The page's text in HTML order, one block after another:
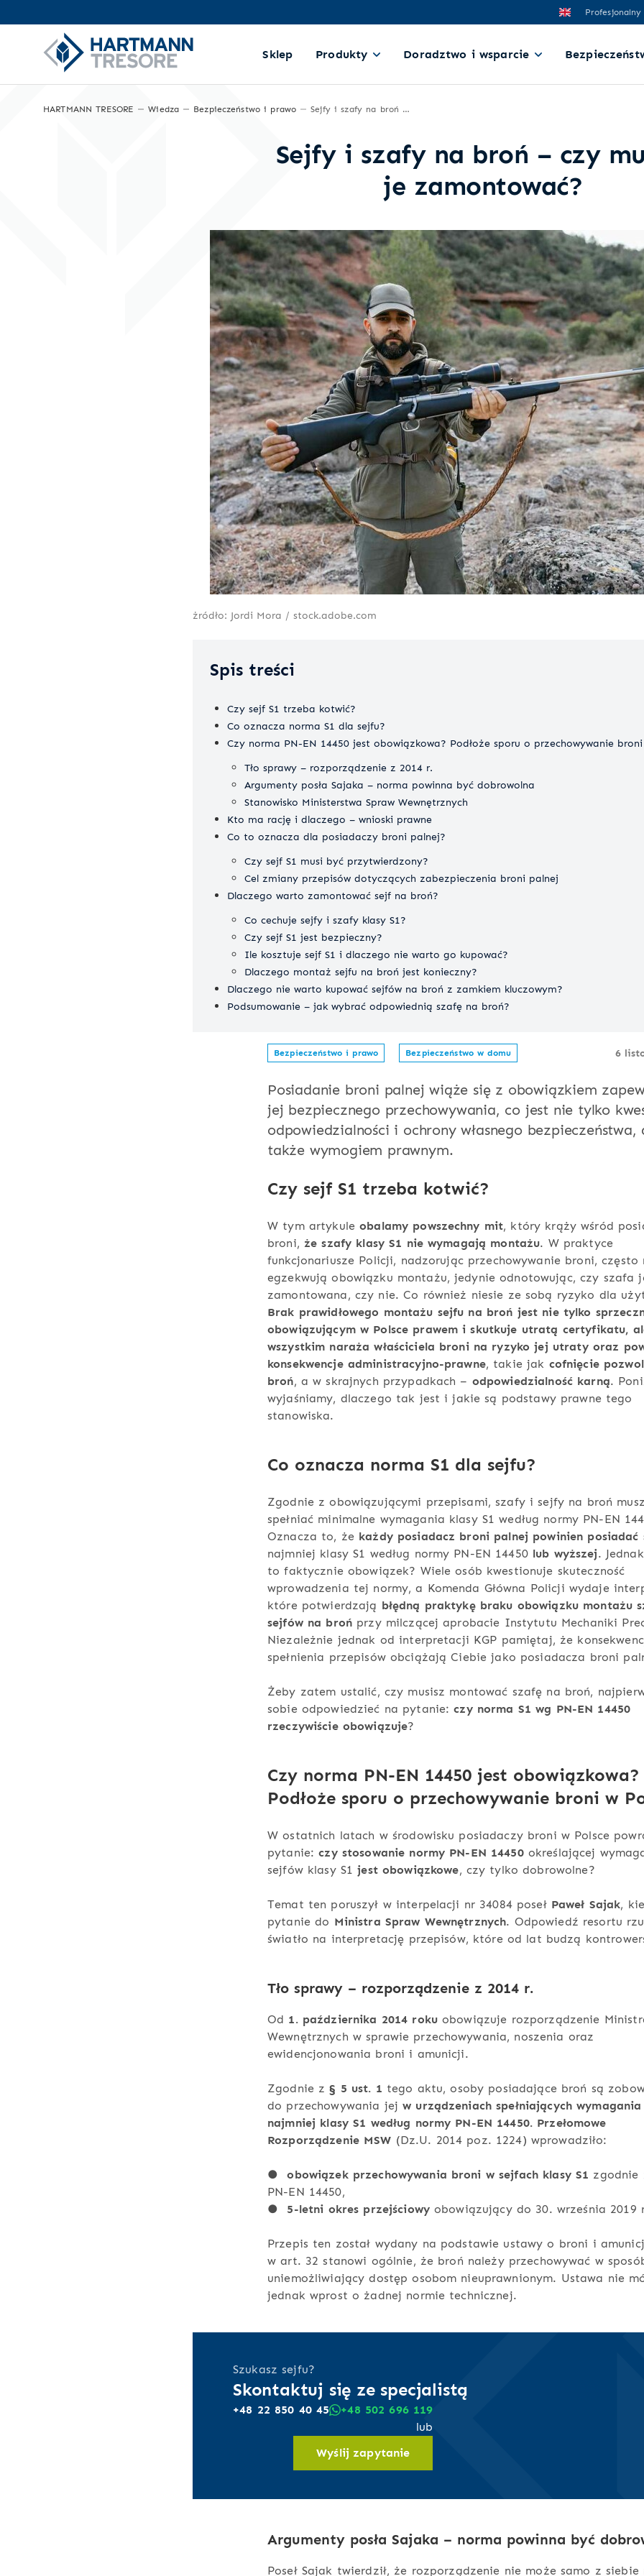
Sklep Produkty Doradztwo i wsparcie
HARTMANN TRESORE Wiedza Bezpieczeństwo i prawo Sejfy i szafy na broń – czy musisz je zamontować?
Sejfy i szafy na broń – czy
je zamontować?
żródło: Jordi Mora / stock.adobe.com
Spis treści
Czy sejf S1 trzeba kotwić?
Co oznacza norma S1 dla sejfu?
Czy norma PN-EN 14450 jest obowiązkowa? Podłoże sporu o przechowywanie broni
Tło sprawy – rozporządzenie z 2014 r.
Argumenty posła Sajaka – norma powinna być dobrowolna
Stanowisko Ministerstwa Spraw Wewnętrznych
Kto ma rację i dlaczego – wnioski prawne
Co to oznacza dla posiadaczy broni palnej?
Czy sejf S1 musi być przytwierdzony?
Cel zmiany przepisów dotyczących zabezpieczenia broni palnej
Dlaczego warto zamontować sejf na broń?
Co cechuje sejfy i szafy klasy S1?
Czy sejf S1 jest bezpieczny?
Ile kosztuje sejf S1 i dlaczego nie warto go kupować?
Dlaczego montaż sejfu na broń jest konieczny?
Dlaczego nie warto kupować sejfów na broń z zamkiem kluczowym?
Podsumowanie – jak wybrać odpowiednią szafę na broń?
Bezpieczeństwo i prawo Bezpieczeństwo w domu 6
Posiadanie broni palnej wiąże się z obowiązkiem
jej bezpiecznego przechowywania, co jest nie tylko
odpowiedzialności i ochrony własnego bezpieczeństwa,
także wymogiem prawnym.
Czy sejf S1 trzeba kotwić?
W tym artykuleobalamy powszechny mit, który krąży wśród
broni, że szafy klasy S1 nie wymagają montażu. W praktyce
funkcjonariusze Policji, nadzorując przechowywanie broni, często
egzekwują obowiązku montażu, jedynie odnotowując, czy szafa
zamontowana, czy nie. Co również niesie ze sobą ryzyko dla
Brak prawidłowego montażu sejfu na broń jest nie tylko
obowiązującym w Polsce prawem i skutkuje utratą certyfikatu,
wszystkim naraża właściciela broni na ryzyko jej utraty oraz
konsekwencje administracyjno-prawne, takie jak cofnięcie
broń, a w skrajnych przypadkach – odpowiedzialność karną.
wyjaśniamy, dlaczego tak jest i jakie są podstawy prawne tego
stanowiska.
Co oznacza norma S1 dla sejfu?
Zgodnie z obowiązującymi przepisami, szafy i sejfy na broń
spełniać minimalne wymagania klasy S1 według normy PN-EN
Oznacza to, że każdy posiadacz broni palnej powinien posiadać
najmniej klasy S1 według normy PN-EN 14450 lub wyższej.
to faktycznie obowiązek? Wiele osób kwestionuje skuteczność
wprowadzenia tej normy, a Komenda Główna Policji wydaje
które potwierdzają błędną praktykę braku obowiązku montażu
sejfów na brońprzy milczącej aprobacie Instytutu Mechaniki
Niezależnie jednak od interpretacji KGP pamiętaj, że
spełnienia przepisów obciążają Ciebie jako posiadacza broni
Żeby zatem ustalić, czy musisz montować szafę na broń,
sobie odpowiedzieć na pytanie:czy norma S1 wg PN-EN 14450
rzeczywiście obowiązuje?
Czy norma PN-EN 14450 jest obowiązkowa?
Podłoże sporu o przechowywanie broni w
W ostatnich latach w środowisku posiadaczy broni w Polsce
pytanie:czy stosowanie normy PN-EN 14450określającej
sejfów klasy S1jest obowiązkowe, czy tylko dobrowolne?
Temat ten poruszył w interpelacji nr 34084 poseł Paweł Sajak,
pytanie do Ministra Spraw Wewnętrznych. Odpowiedź resortu
światło na interpretację przepisów, które od lat budzą
Tło sprawy – rozporządzenie z 2014 r.
Od 1. października 2014 rokuobowiązuje rozporządzenie
Wewnętrznych w sprawie przechowywania, noszenia oraz
ewidencjonowania broni i amunicji.
Zgodnie z§ 5 ust. 1 tego aktu, osoby posiadające broń są
do przechowywania jejw urządzeniach spełniających wymagania
najmniej klasy S1 według normy PN-EN 14450. Przełomowe
Rozporządzenie MSW (Dz.U. 2014 poz. 1224) wprowadziło:
●obowiązek przechowywania broni w sejfach klasy S1 zgodnie
PN-EN 14450,
● 5-letni okres przejściowyobowiązujący do 30. września 2019
Przepis ten został wydany na podstawie ustawy o broni i
w art. 32 stanowi ogólnie, że broń należy przechowywać w
uniemożliwiający dostęp osobom nieuprawnionym. Ustawa nie
jednak wprost o żadnej normie technicznej.
Szukasz sejfu?
Skontaktuj się ze specjalistą
+48 22 850 40 45
+48 502 696 119
lub
Wyślij zapytanie
Argumenty posła Sajaka – norma powinna być
Poseł Sajak twierdził, że rozporządzenie nie może samo z siebie